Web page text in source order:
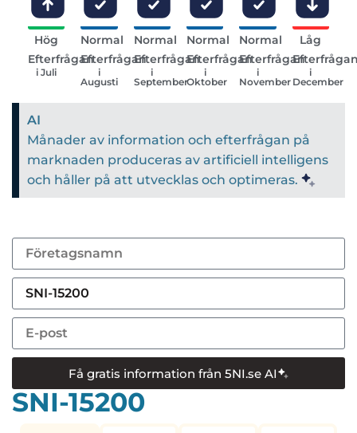
Hög
Efterfrågan
i Juli
Normal
Efterfrågan
i
Augusti
Normal
Efterfrågan
i
September
Normal
Efterfrågan
i
Oktober
Normal
Efterfrågan
i
November
Låg
i
December
AI
Månader av information och efterfrågan på
marknaden produceras av artificiell intelligens
och håller på att utvecklas och optimeras.
Få gratis information från 5NI.se AI
SNI-15200